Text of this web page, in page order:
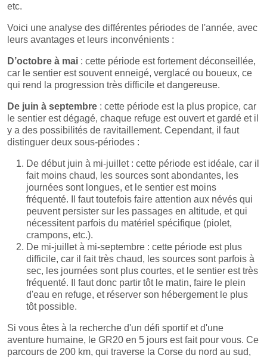
etc.
Voici une analyse des différentes périodes de l'année, avec
leurs avantages et leurs inconvénients :
D’octobre à mai : cette période est fortement déconseillée,
car le sentier est souvent enneigé, verglacé ou boueux, ce
qui rend la progression très difficile et dangereuse.
De juin à septembre : cette période est la plus propice, car
le sentier est dégagé, chaque refuge est ouvert et gardé et il
y a des possibilités de ravitaillement. Cependant, il faut
distinguer deux sous-périodes :
De début juin à mi-juillet : cette période est idéale, car il
fait moins chaud, les sources sont abondantes, les
journées sont longues, et le sentier est moins
fréquenté. Il faut toutefois faire attention aux névés qui
peuvent persister sur les passages en altitude, et qui
nécessitent parfois du matériel spécifique (piolet,
crampons, etc.).
De mi-juillet à mi-septembre : cette période est plus
difficile, car il fait très chaud, les sources sont parfois à
sec, les journées sont plus courtes, et le sentier est très
fréquenté. Il faut donc partir tôt le matin, faire le plein
d'eau en refuge, et réserver son hébergement le plus
tôt possible.
Si vous êtes à la recherche d'un défi sportif et d'une
aventure humaine, le GR20 en 5 jours est fait pour vous. Ce
parcours de 200 km, qui traverse la Corse du nord au sud,